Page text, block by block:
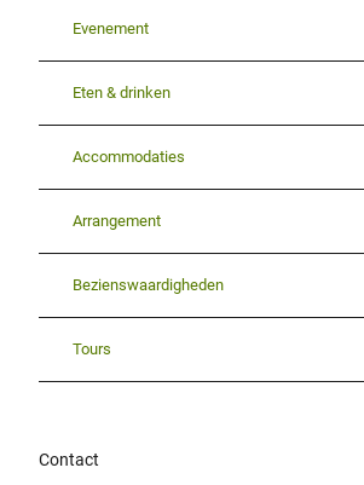
Evenement
Eten & drinken
Accommodaties
Arrangement
Bezienswaardigheden
Tours
Contact